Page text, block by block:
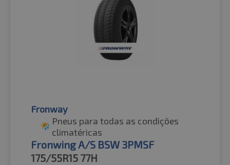
Fronway
Pneus para todas as condições
climatéricas
Fronwing A/S BSW 3PMSF
175/55R15 77H